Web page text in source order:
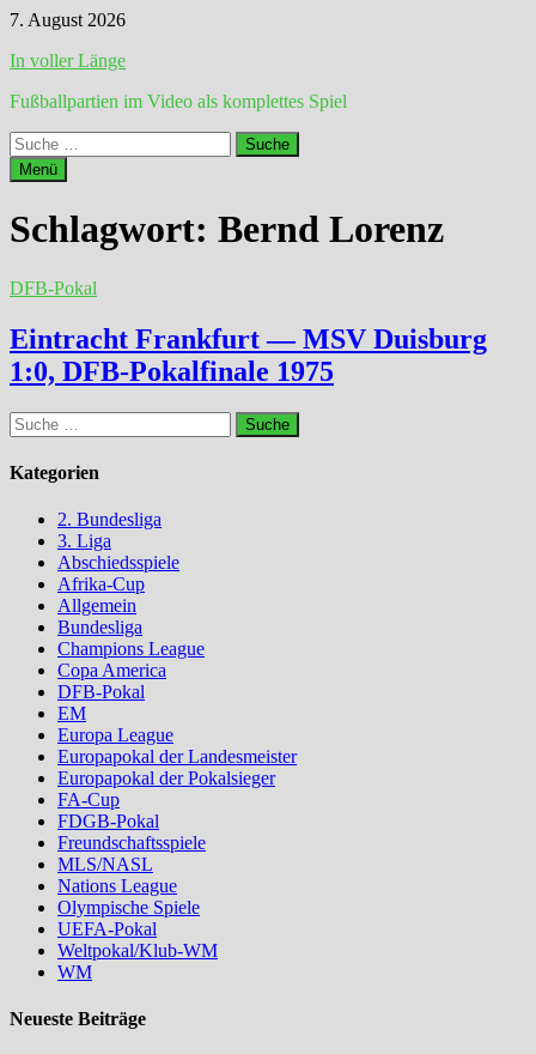
Zum
springen
7. August 2026
In voller Länge
Fußballpartien im Video als komplettes Spiel
Suche
nach:
Menü
Schlagwort: Bernd Lorenz
DFB-Pokal
Eintracht Frankfurt — MSV Duisburg
1:0, DFB-Pokalfinale 1975
Suche
nach:
Kategorien
2. Bundesliga
3. Liga
Abschiedsspiele
Afrika-Cup
Allgemein
Bundesliga
Champions League
Copa America
DFB-Pokal
EM
Europa League
Europapokal der Landesmeister
Europapokal der Pokalsieger
FA-Cup
FDGB-Pokal
Freundschaftsspiele
MLS/NASL
Nations League
Olympische Spiele
UEFA-Pokal
Weltpokal/Klub-WM
WM
Neueste Beiträge